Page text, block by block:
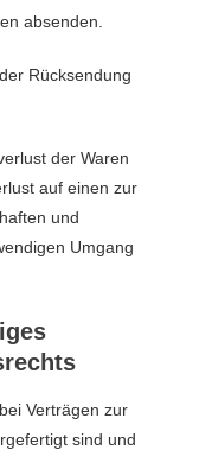
absenden.
Rücksendung
der Waren
auf einen zur
und
Umgang
Verträgen zur
sind und